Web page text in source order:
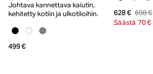
Johtava kannettava kaiutin,
kehitetty kotiin ja ulkotiloihin.
499 €
628 € 698 €
Säästä 70 €